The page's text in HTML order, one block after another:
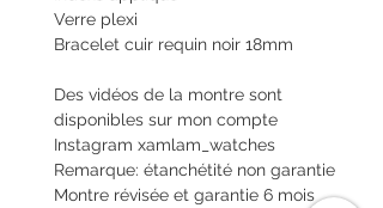
Verre plexi
Bracelet cuir requin noir 18mm
Des vidéos de la montre sont
disponibles sur mon compte
Instagram xamlam_watches
Remarque: étanchétité non garantie
Montre révisée et garantie 6 mois